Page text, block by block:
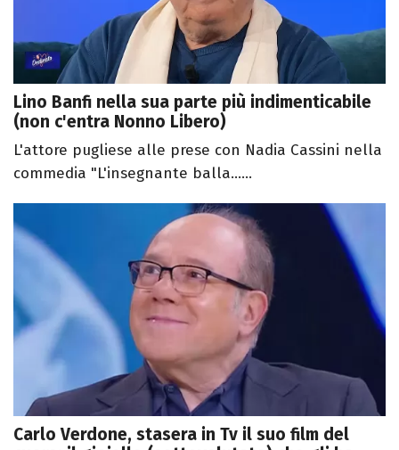
Lino Banfi nella sua parte più indimenticabile
(non c'entra Nonno Libero)
L'attore pugliese alle prese con Nadia Cassini nella
commedia "L'insegnante balla......
Carlo Verdone, stasera in Tv il suo film del